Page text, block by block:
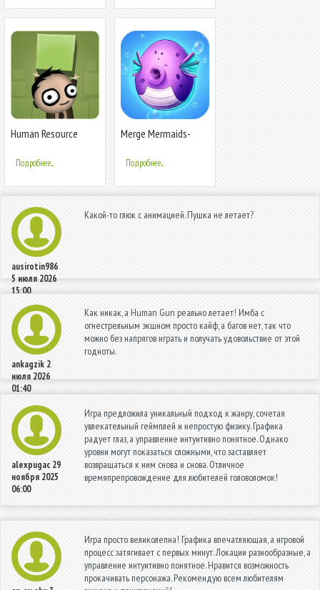
Human Resource
Подробнее...
Merge Mermaids-
magic fish life.
Подробнее...
ausirotin986
5 июля 2026
15:00
Какой-то глюк с анимацией. Пушка не летает?
ankagzik 2
июля 2026
01:40
Как никак, а Human Gun реально летает! Имба с
огнестрельным экшном просто кайф, а багов нет, так что
можно без напрягов играть и получать удовольствие от этой
годноты.
alexpugac 29
ноября 2025
06:00
Игра предложила уникальный подход к жанру, сочетая
увлекательный геймплей и непростую физику. Графика
радует глаз, а управление интуитивно понятное. Однако
уровни могут показаться сложными, что заставляет
возвращаться к ним снова и снова. Отличное
времяпрепровождение для любителей головоломок!
Игра просто великолепна! Графика впечатляющая, а игровой
процесс затягивает с первых минут. Локации разнообразные, а
управление интуитивно понятное. Нравится возможность
прокачивать персонажа. Рекомендую всем любителям